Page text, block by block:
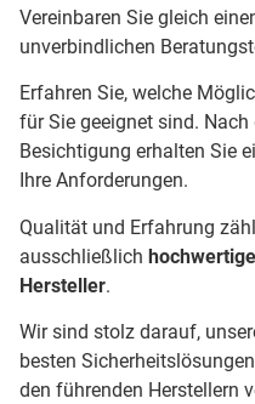
Vereinbaren Sie gleich
unverbindlichen
Erfahren Sie, welche
für Sie geeignet sind. Nach
Besichtigung erhalten Sie
Ihre Anforderungen.
Qualität und Erfahrung
ausschließlich
Hersteller.
Wir sind stolz darauf,
besten
den führenden Herstellern